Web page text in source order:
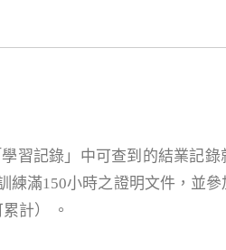
習記錄」中可查到的結業記
練滿150小時之證明文件，並
計） 。